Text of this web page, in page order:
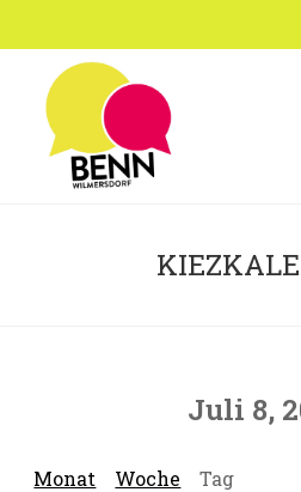
Inhalt
springen
Juli 8,
Monat Woche Tag